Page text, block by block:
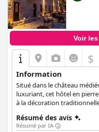
Voir
$
Information
Situé dans le château
luxuriant, cet hôtel en
à la décoration
Résumé des avis
Résumé par IA